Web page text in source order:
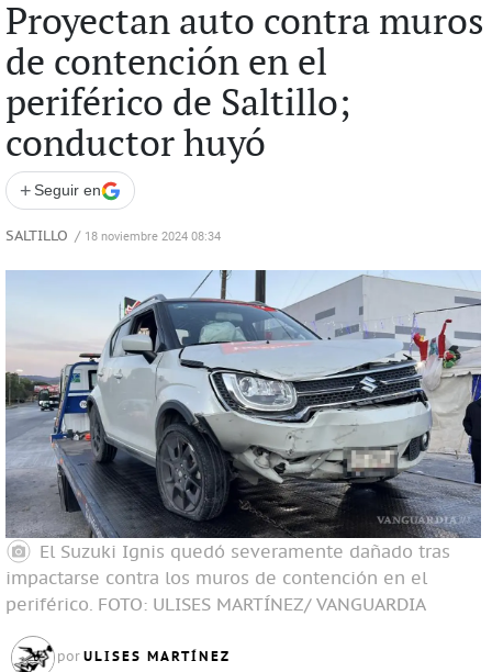
Proyectan auto contra muros
de contención en el
periférico de Saltillo;
conductor huyó
+ Seguir en
SALTILLO / 18 noviembre 2024 08:34
El Suzuki Ignis quedó severamente dañado tras
impactarse contra los muros de contención en el
periférico. FOTO: ULISES MARTÍNEZ/ VANGUARDIA
por ULISES MARTÍNEZ